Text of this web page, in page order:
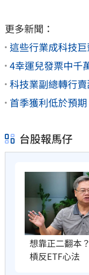
更多新聞：
這些行業成科技
4幸運兒發票中
科技業副總轉行
首季獲利低於預
台股報馬仔
想靠正二翻本
槓反ETF心法